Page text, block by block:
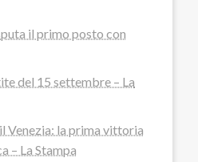
il primo posto con
del 15 settembre – La
Venezia: la prima vittoria
– La Stampa